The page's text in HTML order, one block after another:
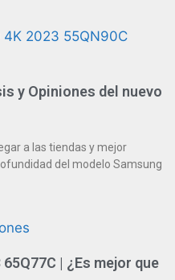
y Opiniones del nuevo
a las tiendas y mejor
del modelo Samsung
| ¿Es mejor que